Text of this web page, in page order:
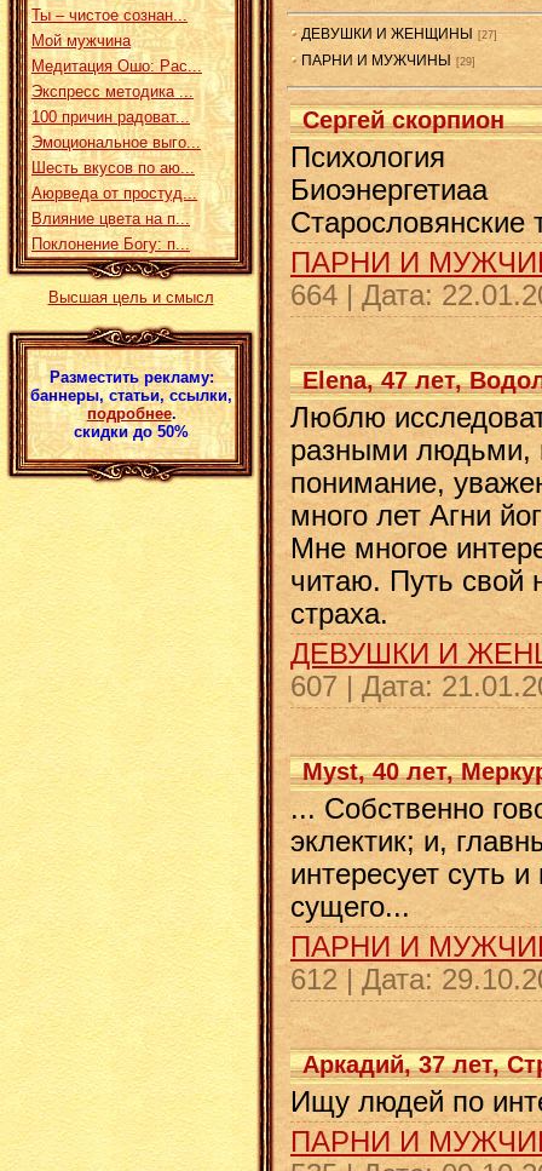
Ты – чистое сознан...
Мой мужчина
Медитация Ошо: Рас...
Экспресс методика ...
100 причин радоват...
Эмоциональное выго...
Шесть вкусов по аю...
Аюрведа от простуд...
Влияние цвета на п...
Поклонение Богу: п...
Высшая цель и смысл
Разместить рекламу:
баннеры, статьи, ссылки,
подробнее.
скидки до 50%
ДЕВУШКИ И ЖЕНЩИНЫ [27]
ПАРНИ И МУЖЧИНЫ [29]
Сергей скорпион
Психология
Биоэнергетиаа
Старословянские
ПАРНИ И
664 | Дата:
Elena, 47 лет,
Люблю
разными людьми,
понимание,
много лет Агни
Мне многое
читаю. Путь свой
страха.
ДЕВУШКИ И
607 | Дата:
Myst, 40 лет,
... Собственно
эклектик; и,
интересует суть
сущего...
ПАРНИ И
612 | Дата:
Аркадий, 37 лет,
Ищу людей по
ПАРНИ И